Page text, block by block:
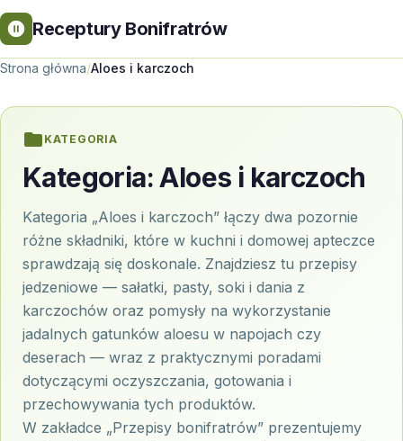
Receptury Bonifratrów
Strona główna/Aloes i karczoch
KATEGORIA
Kategoria:Aloes i karczoch
Kategoria „Aloes i karczoch” łączy dwa pozornie
różne składniki, które w kuchni i domowej apteczce
sprawdzają się doskonale. Znajdziesz tu przepisy
jedzeniowe — sałatki, pasty, soki i dania z
karczochów oraz pomysły na wykorzystanie
jadalnych gatunków aloesu w napojach czy
deserach — wraz z praktycznymi poradami
dotyczącymi oczyszczania, gotowania i
przechowywania tych produktów.
W zakładce „Przepisy bonifratrów” prezentujemy